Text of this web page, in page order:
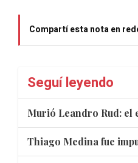
Compartí esta nota en
Seguí leyendo
Murió Leandro Rud: el
Thiago Medina fue